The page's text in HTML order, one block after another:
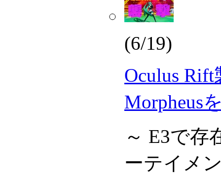
(6/19)
Oculus
Morpheus
～ E3で存
ーテイメ